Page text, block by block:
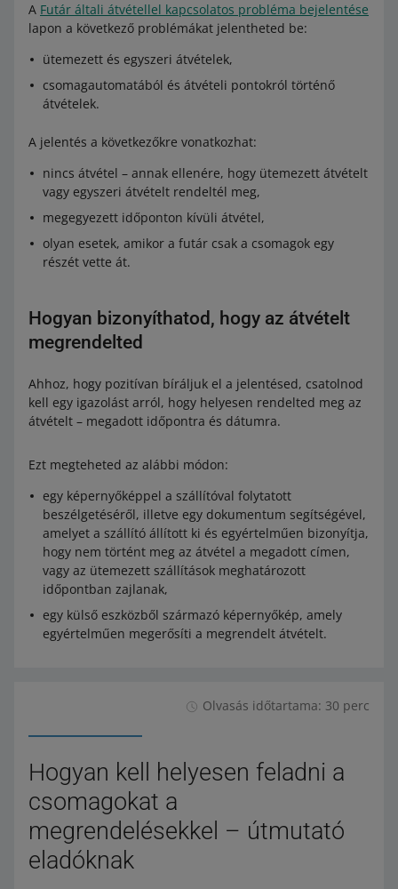
A Futár általi átvétellel kapcsolatos probléma bejelentése
lapon a következő problémákat jelentheted be:
ütemezett és egyszeri átvételek,
csomagautomatából és átvételi pontokról történő
átvételek.
A jelentés a következőkre vonatkozhat:
nincs átvétel – annak ellenére, hogy ütemezett átvételt
vagy egyszeri átvételt rendeltél meg,
megegyezett időponton kívüli átvétel,
olyan esetek, amikor a futár csak a csomagok egy
részét vette át.
Hogyan bizonyíthatod, hogy az átvételt
megrendelted
Ahhoz, hogy pozitívan bíráljuk el a jelentésed, csatolnod
kell egy igazolást arról, hogy helyesen rendelted meg az
átvételt – megadott időpontra és dátumra.
Ezt megteheted az alábbi módon:
egy képernyőképpel a szállítóval folytatott
beszélgetéséről, illetve egy dokumentum segítségével,
amelyet a szállító állított ki és egyértelműen bizonyítja,
hogy nem történt meg az átvétel a megadott címen,
vagy az ütemezett szállítások meghatározott
időpontban zajlanak,
egy külső eszközből származó képernyőkép, amely
egyértelműen megerősíti a megrendelt átvételt.
Olvasás időtartama: 30 perc
Hogyan kell helyesen feladni a
csomagokat a
megrendelésekkel – útmutató
eladóknak